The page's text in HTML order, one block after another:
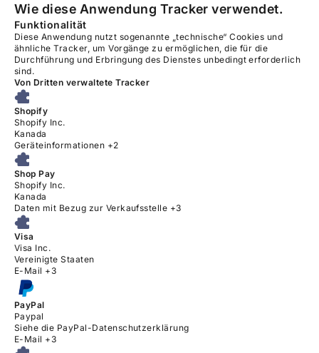
Wie diese Anwendung Tracker verwendet.
Funktionalität
Diese Anwendung nutzt sogenannte „technische“ Cookies und
ähnliche Tracker, um Vorgänge zu ermöglichen, die für die
Durchführung und Erbringung des Dienstes unbedingt erforderlich
sind.
Von Dritten verwaltete Tracker
Shopify
Firma:
Shopify Inc.
Verarbeitungsort:
Kanada
Verarbeitete personenbezogene Daten:
Geräteinformationen +2
Shop Pay
Firma:
Shopify Inc.
Verarbeitungsort:
Kanada
Verarbeitete personenbezogene Daten:
Daten mit Bezug zur Verkaufsstelle +3
Visa
Firma:
Visa Inc.
Verarbeitungsort:
Vereinigte Staaten
Verarbeitete personenbezogene Daten:
E-Mail +3
PayPal
Firma:
Paypal
Verarbeitungsort:
Siehe die PayPal-Datenschutzerklärung
Verarbeitete personenbezogene Daten:
E-Mail +3